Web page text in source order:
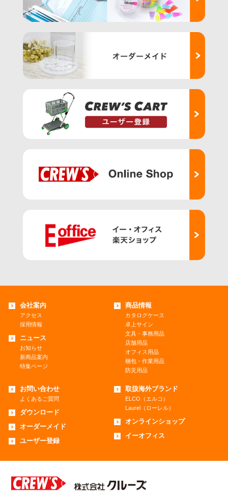
会社案内
アクセス
採用情報
ニュース
お知らせ
新商品案内
特集ページ
商品情報
カタログケース
卓上サイン
文具・事務用品
店舗用品
オフィス用品
梱包・作業用品
防災用品
お問い合わせ
よくあるご質問
ダウンロード
オーダーメイド
ユーザー登録
取扱海外ブランド
ELCO（エルコ）
Laurel（ローレル）
オンラインショップ
イーオフィス